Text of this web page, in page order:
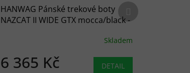
HANWAG Pánské trekové boty
NAZCAT II WIDE GTX mocca/black -
Skladem
6 365 Kč DETAIL